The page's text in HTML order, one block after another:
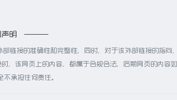
明
链接的准确性和完整性，同时，对于该外部链接的指向，
，该网页上的内容，都属于合规合法，后期网页的内容如
承担任何责任。